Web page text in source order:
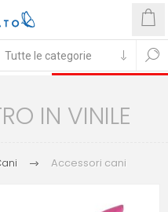
IN VINILE
Accessori cani